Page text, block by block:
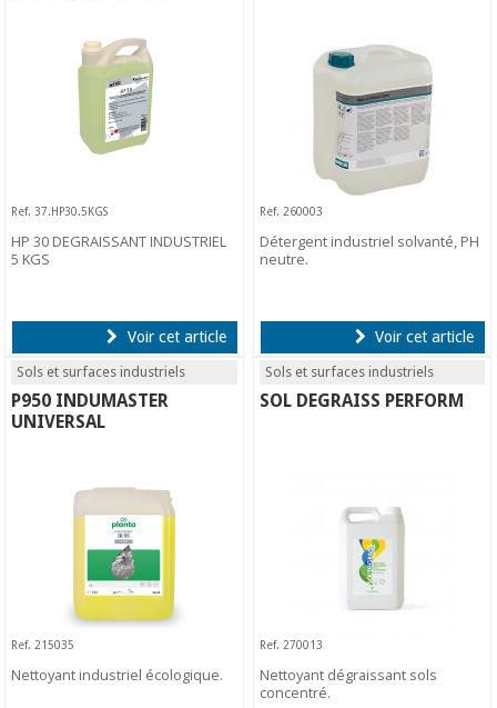
Ref. 37.HP30.5KGS
HP 30 DEGRAISSANT INDUSTRIEL
5 KGS
Voir cet article
Ref. 260003
Détergent industriel solvanté, PH
neutre.
Voir cet article
Sols et surfaces industriels
P950 INDUMASTER
UNIVERSAL
Ref. 215035
Nettoyant industriel écologique.
Sols et surfaces industriels
SOL DEGRAISS PERFORM
Ref. 270013
Nettoyant dégraissant sols
concentré.